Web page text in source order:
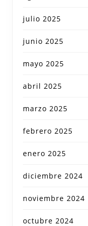
julio 2025
junio 2025
mayo 2025
abril 2025
marzo 2025
febrero 2025
enero 2025
diciembre 2024
noviembre 2024
octubre 2024